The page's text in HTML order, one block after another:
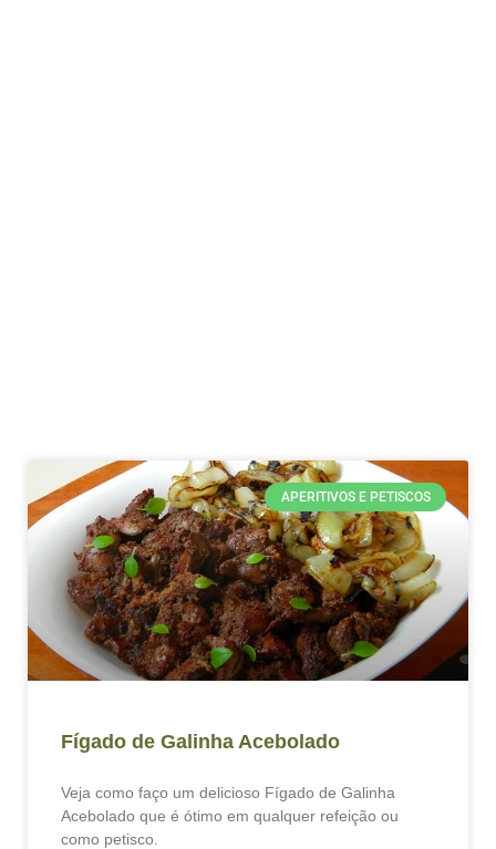
APERITIVOS E PETISCOS
Fígado de Galinha Acebolado
Veja como faço um delicioso Fígado de Galinha
Acebolado que é ótimo em qualquer refeição ou
como petisco.